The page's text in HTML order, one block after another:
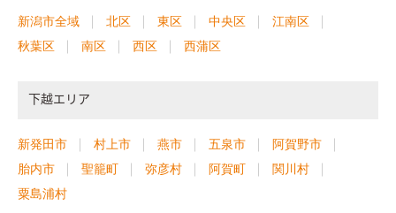
新潟市全域 北区 東区 中央区
江南区
秋葉区
南区 西区 西蒲区
下越エリア
新発田市 村上市 燕市 五泉市
阿賀野市
胎内市
聖籠町 弥彦村 阿賀町
関川村
粟島浦村